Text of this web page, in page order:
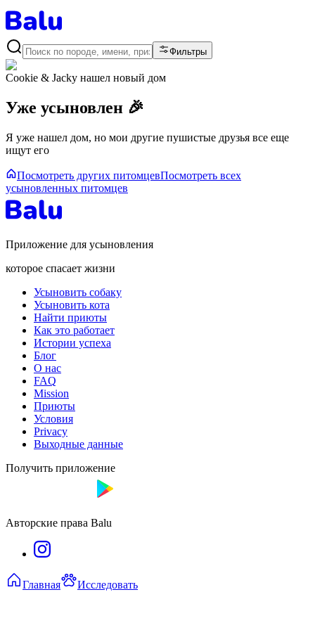
Фильтры
Cookie & Jacky нашел новый дом
Уже усыновлен 🎉
Я уже нашел дом, но мои другие пушистые друзья все еще
ищут его
Посмотреть других питомцевПосмотреть всех
усыновленных питомцев
Приложение для усыновления
которое спасает жизни
Усыновить собаку
Усыновить кота
Найти приюты
Как это работает
Истории успеха
Блог
О нас
FAQ
Mission
Приюты
Условия
Privacy
Выходные данные
Получить приложение
Авторские права Balu
Главная Исследовать